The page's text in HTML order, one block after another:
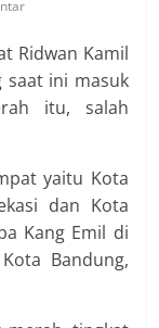
Ridwan Kamil
saat ini masuk
itu, salah
yaitu Kota
dan Kota
Kang Emil di
Bandung,